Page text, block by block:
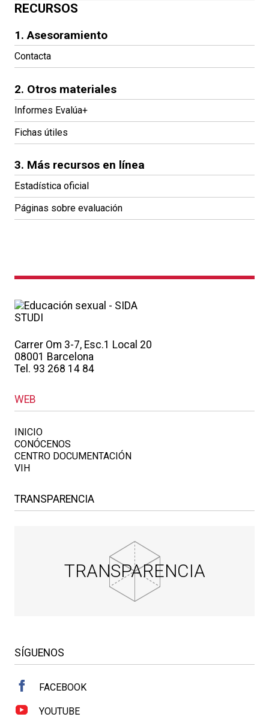
RECURSOS
1. Asesoramiento
Contacta
2. Otros materiales
Informes Evalúa+
Fichas útiles
3. Más recursos en línea
Estadística oficial
Páginas sobre evaluación
Carrer Om 3-7, Esc.1 Local 20
08001 Barcelona
Tel. 93 268 14 84
WEB
INICIO
CONÓCENOS
CENTRO DOCUMENTACIÓN
VIH
TRANSPARENCIA
TRANSPARENCIA
SÍGUENOS
FACEBOOK
YOUTUBE